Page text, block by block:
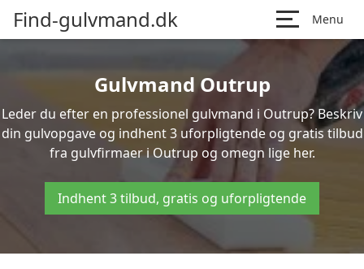
Find-gulvmand.dk Menu
Gulvmand Outrup
Leder du efter en professionel gulvmand i Outrup? Beskriv
din gulvopgave og indhent 3 uforpligtende og gratis tilbud
fra gulvfirmaer i Outrup og omegn lige her.
Indhent 3 tilbud, gratis og uforpligtende